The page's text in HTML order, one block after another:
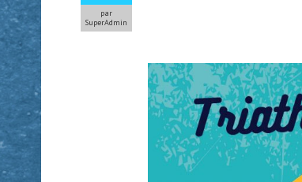
par
SuperAdmin